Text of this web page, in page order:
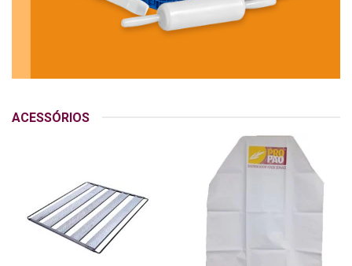
ACESSÓRIOS